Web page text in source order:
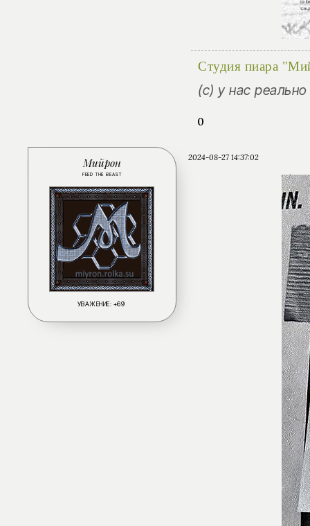
Студия пиара
(с) у нас
0
2024-08-27 14:37:02
Мийрон
FEED THE BEAST
УВАЖЕНИЕ: +69